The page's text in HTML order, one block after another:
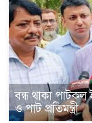
বন্ধ থাকা পাটকল
ও পাট প্রতিমন্ত্রী